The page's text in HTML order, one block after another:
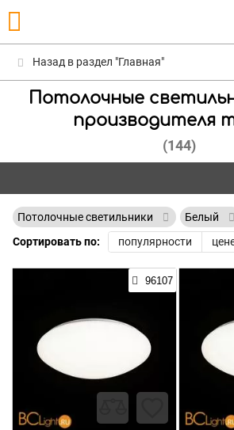
Назад в раздел "Главная"
Потолочные
производителя
(144)
Потолочные светильники Белый
Сортировать по:
популярности
96107